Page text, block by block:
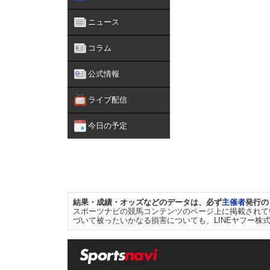
ニュース
コラム
公式情報
ライブ配信
今日の予定
結果・成績・オッズなどのデータは、必ず主催者発行
スポーツナビの競馬コンテンツのページ上に掲載され
づいて被ったいかなる損害についても、LINEヤフー株